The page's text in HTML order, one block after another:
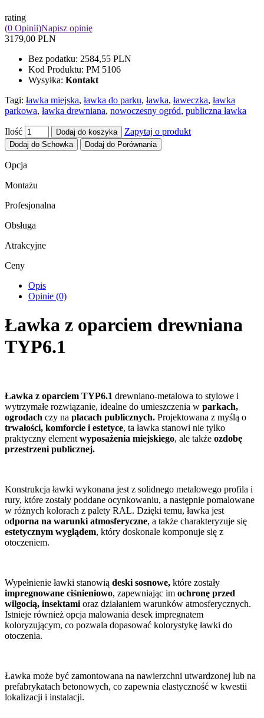
rating
(0 Opinii)Napisz opinię
3179,00 PLN
Bez podatku: 2584,55 PLN
Kod Produktu: PM 5106
Wysyłka: Kontakt
Tagi: ławka miejska, ławka do parku, ławka, ławeczka, ławka
parkowa, ławka drewniana, nowoczesny ogród, publiczna ławka
Ilość Dodaj do koszyka Zapytaj o produkt
Dodaj do Schowka Dodaj do Porównania
Opcja
Montażu
Profesjonalna
Obsługa
Atrakcyjne
Ceny
Opis
Opinie (0)
Ławka z oparciem drewniana
TYP6.1
Ławka z oparciem TYP6.1 drewniano-metalowa to stylowe i
wytrzymałe rozwiązanie, idealne do umieszczenia w parkach,
ogrodach czy na placach publicznych. Projektowana z myślą o
trwałości, komforcie i estetyce, ta ławka stanowi nie tylko
praktyczny element wyposażenia miejskiego, ale także ozdobę
przestrzeni publicznej.
Konstrukcja ławki wykonana jest z solidnego metalowego profila i
rury, które zostały poddane ocynkowaniu, a następnie pomalowane
w różnych kolorach z palety RAL. Dzięki temu, ławka jest
odporna na warunki atmosferyczne, a także charakteryzuje się
estetycznym wyglądem, który doskonale komponuje się z
otoczeniem.
Wypełnienie ławki stanowią deski sosnowe, które zostały
impregnowane ciśnieniowo, zapewniając im ochronę przed
wilgocią, insektami oraz działaniem warunków atmosferycznych.
Istnieje również opcja malowania desek impregnatem
koloryzującym, co pozwala dopasować kolorystykę ławki do
otoczenia.
Ławka może być zamontowana na nawierzchni utwardzonej lub na
prefabrykatach betonowych, co zapewnia elastyczność w kwestii
lokalizacji i instalacji.